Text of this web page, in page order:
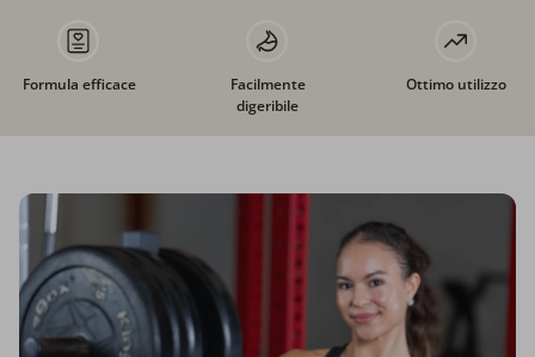
Formula efficace
Facilmente
digeribile
Ottimo utilizzo